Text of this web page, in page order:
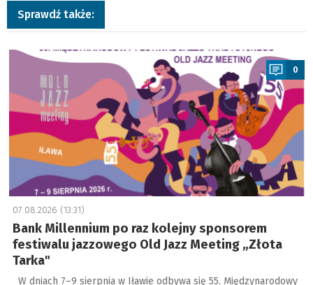
Sprawdź także:
a
0
07.08.2026 (13:31)
Bank Millennium po raz kolejny sponsorem
festiwalu jazzowego Old Jazz Meeting „Złota
Tarka"
W dniach 7–9 sierpnia w Iławie odbywa się 55. Międzynarodowy